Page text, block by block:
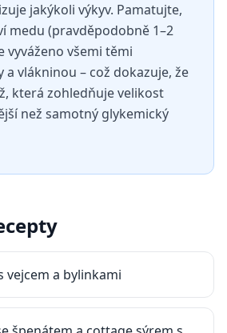
jakýkoli výkyv. Pamatujte,
medu (pravděpodobně 1–2
vyváženo všemi těmi
vlákninou – což dokazuje, že
která zohledňuje velikost
než samotný glykemický
vejcem a bylinkami